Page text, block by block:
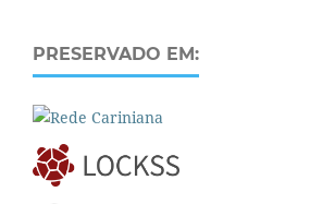
PRESERVADO EM: